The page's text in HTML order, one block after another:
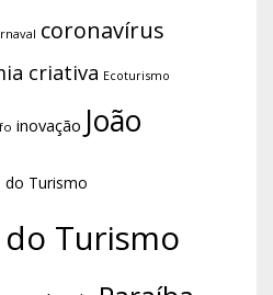
coronavírus
criativa Ecoturismo
inovação João
do Turismo
Turismo